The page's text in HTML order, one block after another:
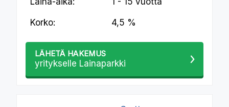
Korko: 4,5 %
LÄHETÄ HAKEMUS
yritykselle Lainaparkki